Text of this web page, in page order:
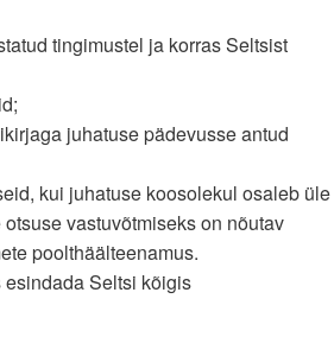
tingimustel ja korras Seltsist
juhatuse pädevusse antud
kui juhatuse koosolekul osaleb üle
vastuvõtmiseks on nõutav
poolthäälteenamus.
Seltsi kõigis